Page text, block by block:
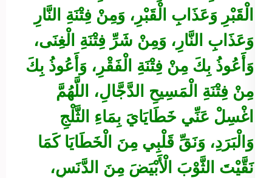
الْقَبْرِ وَعَذَابِ الْقَبْرِ، وَمِنْ فِتْنَةِ النَّارِ
وَعَذَابِ النَّارِ، وَمِنْ شَرِّ فِتْنَةِ الْغِنَى،
وَأَعُوذُ بِكَ مِنْ فِتْنَةِ الْفَقْرِ، وَأَعُوذُ بِكَ
مِنْ فِتْنَةِ الْمَسِيحِ الدَّجَّالِ، اللَّهُمَّ
اغْسِلْ عَنِّي خَطَايَايَ بِمَاءِ الثَّلْجِ
وَالْبَرَدِ، وَنَقِّ قَلْبِي مِنَ الْخَطَايَا كَمَا
نَقَّيْتَ الثَّوْبَ الْأَبْيَضَ مِنَ الدَّنَسِ،